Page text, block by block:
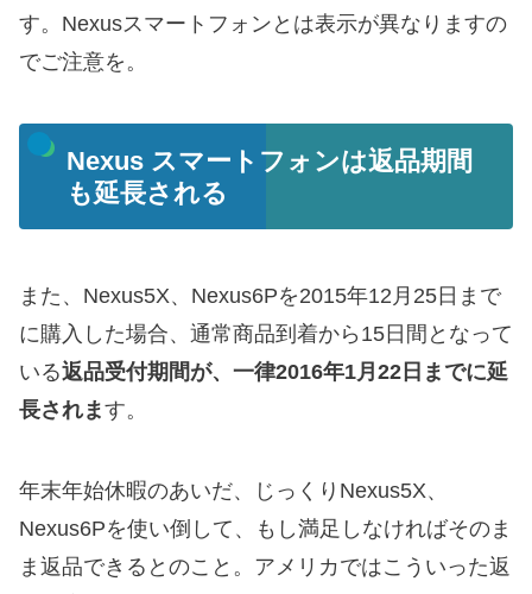
す。Nexusスマートフォンとは表示が異なりますの
でご注意を。
Nexus スマートフォンは返品期間
も延長される
また、Nexus5X、Nexus6Pを2015年12月25日まで
に購入した場合、通常商品到着から15日間となって
いる返品受付期間が、一律2016年1月22日までに延
長されます。
年末年始休暇のあいだ、じっくりNexus5X、
Nexus6Pを使い倒して、もし満足しなければそのま
ま返品できるとのこと。アメリカではこういった返